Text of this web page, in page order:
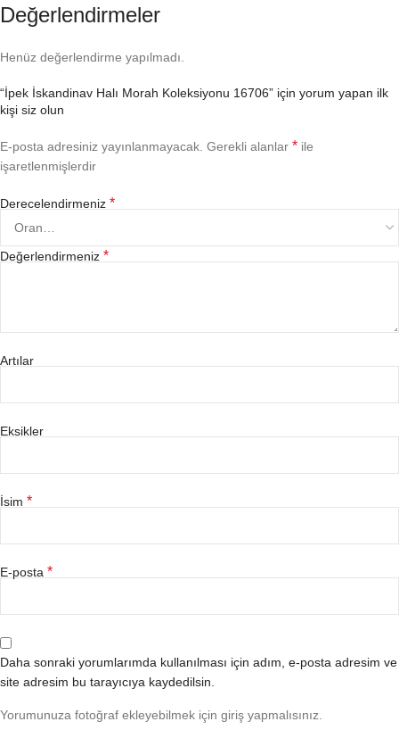
Değerlendirmeler
Henüz değerlendirme yapılmadı.
“İpek İskandinav Halı Morah Koleksiyonu 16706” için yorum yapan ilk
kişi siz olun
E-posta adresiniz yayınlanmayacak. Gerekli alanlar * ile
işaretlenmişlerdir
Derecelendirmeniz *
Değerlendirmeniz *
Artılar
Eksikler
İsim *
E-posta *
Daha sonraki yorumlarımda kullanılması için adım, e-posta adresim ve
site adresim bu tarayıcıya kaydedilsin.
Yorumunuza fotoğraf ekleyebilmek için giriş yapmalısınız.